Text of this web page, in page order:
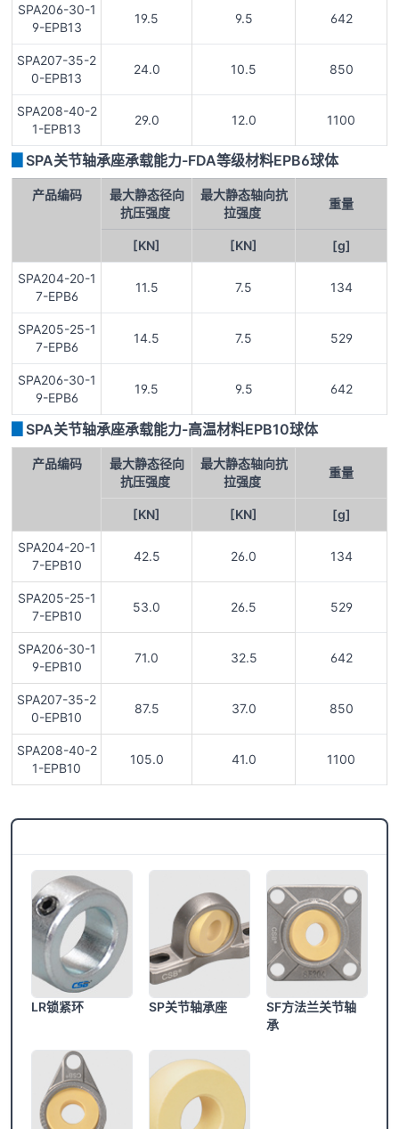
SPA206-30-1
9-EPB13
19.5 9.5 642
SPA207-35-2
0-EPB13
24.0 10.5 850
SPA208-40-2
1-EPB13
29.0 12.0 1100
SPA关节轴承座承载能力-FDA等级材料EPB6球体
产品编码
最大静态径向
抗压强度
最大静态轴向抗
拉强度
重量
[KN] [KN] [g]
SPA204-20-1
7-EPB6
11.5 7.5 134
SPA205-25-1
7-EPB6
14.5 7.5 529
SPA206-30-1
9-EPB6
19.5 9.5 642
SPA关节轴承座承载能力-高温材料EPB10球体
产品编码
最大静态径向
抗压强度
最大静态轴向抗
拉强度
重量
[KN] [KN] [g]
SPA204-20-1
7-EPB10
42.5 26.0 134
SPA205-25-1
7-EPB10
53.0 26.5 529
SPA206-30-1
9-EPB10
71.0 32.5 642
SPA207-35-2
0-EPB10
87.5 37.0 850
SPA208-40-2
1-EPB10
105.0 41.0 1100
LR锁紧环 SP关节轴承座
SF方法兰关节轴
承